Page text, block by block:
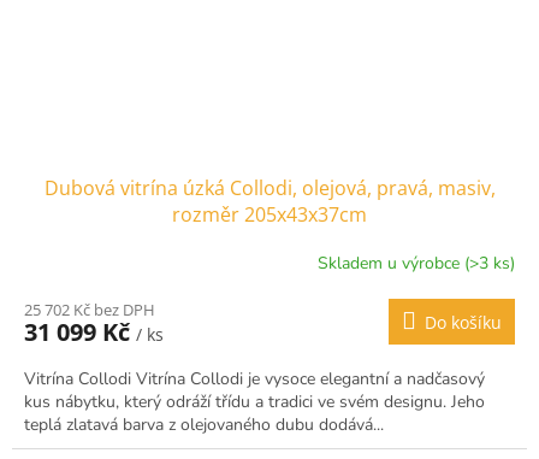
Dubová vitrína úzká Collodi, olejová, pravá, masiv,
rozměr 205x43x37cm
Skladem u výrobce (>3 ks)
25 702 Kč bez DPH
31 099 Kč / ks
Do košíku
Vitrína Collodi Vitrína Collodi je vysoce elegantní a nadčasový
kus nábytku, který odráží třídu a tradici ve svém designu. Jeho
teplá zlatavá barva z olejovaného dubu dodává...